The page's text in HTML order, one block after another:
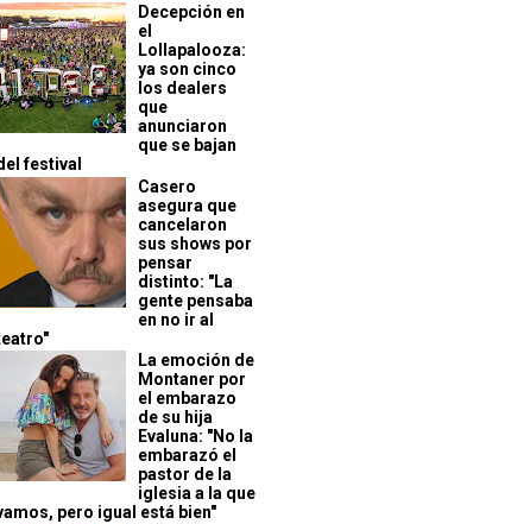
Decepción en
el
Lollapalooza:
ya son cinco
los dealers
que
anunciaron
que se bajan
festival
Casero
asegura que
cancelaron
sus shows por
pensar
distinto: "La
gente pensaba
en no ir al
La emoción de
Montaner por
el embarazo
de su hija
Evaluna: "No la
embarazó el
pastor de la
iglesia a la que
pero igual está bien"